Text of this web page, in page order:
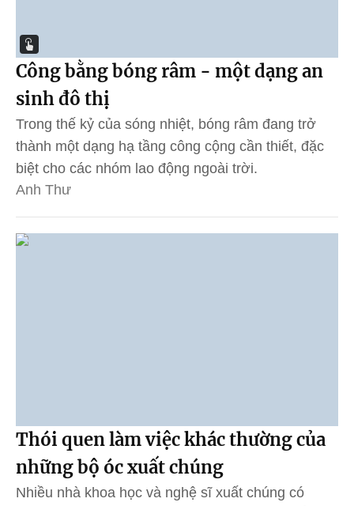
Công bằng bóng râm - một dạng an
sinh đô thị
Trong thế kỷ của sóng nhiệt, bóng râm đang trở
thành một dạng hạ tầng công cộng cần thiết, đặc
biệt cho các nhóm lao động ngoài trời.
Anh Thư
Thói quen làm việc khác thường của
những bộ óc xuất chúng
Nhiều nhà khoa học và nghệ sĩ xuất chúng có